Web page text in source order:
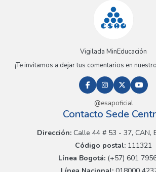
Vigilada MinEducación
¡Te invitamos a dejar tus comentarios en
@esapoficial
Contacto Sede
Dirección:Calle 44 # 53 - 37, CAN,
Código postal: 111321
Línea Bogotá:(+57) 601